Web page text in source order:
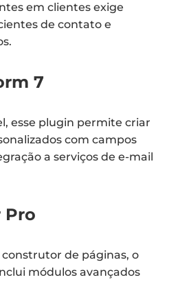
em clientes exige
de contato e
7
esse plugin permite criar
com campos
a serviços de e-mail
Pro
de páginas, o
módulos avançados